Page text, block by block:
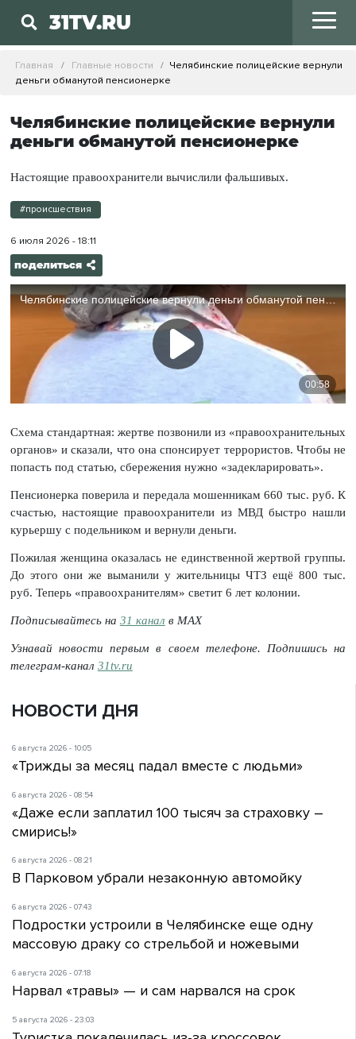
31TV.RU
Главная Главные новости
Челябинские полицейские вернули
деньги обманутой пенсионерке
Челябинские полицейские вернули
деньги обманутой пенсионерке
Настоящие правоохранители вычислили фальшивых.
#происшествия
6 июля 2026 - 18:11
поделиться
Схема стандартная: жертве позвонили из «правоохранительных
органов» и сказали, что она спонсирует террористов. Чтобы не
попасть под статью, сбережения нужно «задекларировать».
Пенсионерка поверила и передала мошенникам 660 тыс. руб. К
счастью, настоящие правоохранители из МВД быстро нашли
курьершу с подельником и вернули деньги.
Пожилая женщина оказалась не единственной жертвой группы.
До этого они же выманили у жительницы ЧТЗ ещё 800 тыс.
руб. Теперь «правоохранителям» светит 6 лет колонии.
Подписывайтесь на 31 канал в МАХ
Узнавай новости первым в своем телефоне. Подпишись на
телеграм-канал 31tv.ru
НОВОСТИ ДНЯ
6 августа 2026 - 10:05
«Трижды за месяц падал вместе с людьми»
6 августа 2026 - 08:54
«Даже если заплатил 100 тысяч за страховку –
смирись!»
6 августа 2026 - 08:21
В Парковом убрали незаконную автомойку
6 августа 2026 - 07:43
Подростки устроили в Челябинске еще одну
массовую драку со стрельбой и ножевыми
6 августа 2026 - 07:18
Нарвал «травы» — и сам нарвался на срок
5 августа 2026 - 23:03